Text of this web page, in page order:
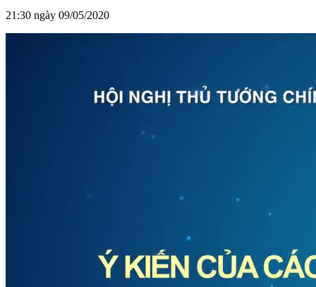
21:30 ngày 09/05/2020